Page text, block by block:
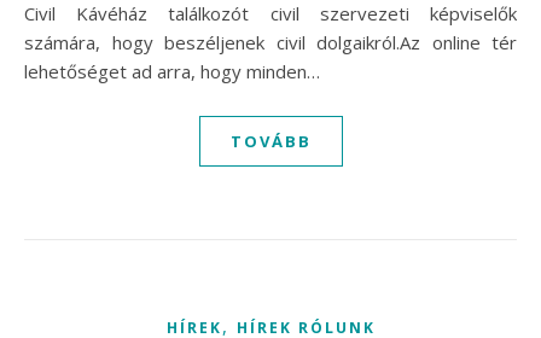
Civil Kávéház találkozót civil szervezeti képviselők
számára, hogy beszéljenek civil dolgaikról.Az online tér
lehetőséget ad arra, hogy minden…
TOVÁBB
HÍREK, HÍREK RÓLUNK